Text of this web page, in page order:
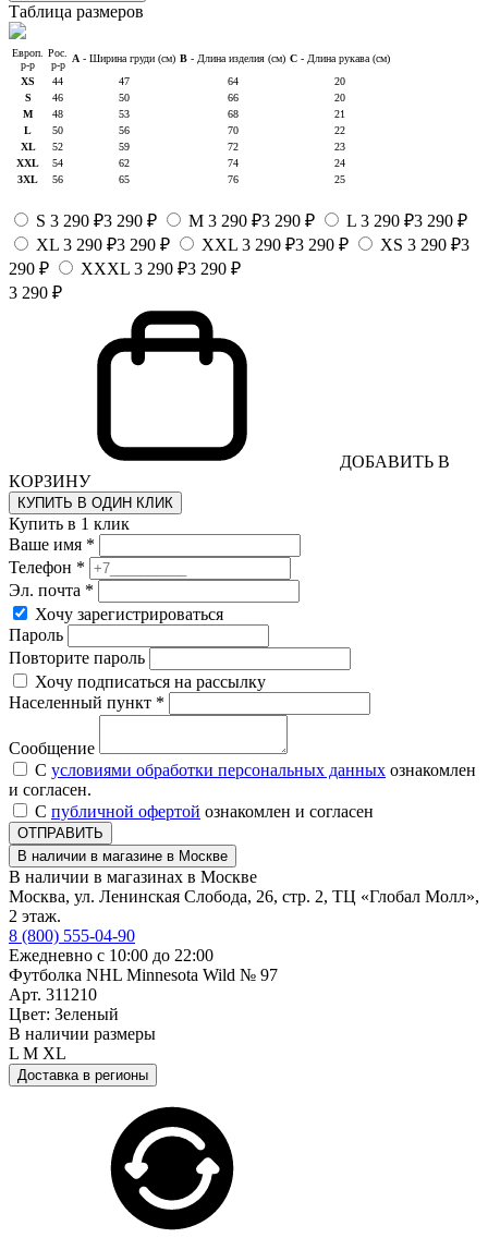
Таблица размеров
Европ.
р-р
Рос.
р-р
A - Ширина груди (см) B - Длина изделия (см) C - Длина рукава (см)
XS
44 47 64
20
S
46 50 66
20
M
48 53 68
21
L
50 56 70
22
XL
52 59 72
23
XXL
54 62 74
24
3XL
56 65 76 25
S 3 290 ₽3 290 ₽ M 3 290 ₽3 290 ₽ L 3 290 ₽3 290 ₽
XL 3 290 ₽3 290 ₽ XXL 3 290 ₽3 290 ₽ XS 3 290 ₽3
290 ₽
XXXL 3 290 ₽3 290 ₽
3 290 ₽
ДОБАВИТЬ В
КОРЗИНУ
КУПИТЬ В ОДИН КЛИК
Купить в 1 клик
Ваше имя *
Телефон *
Эл. почта *
Хочу зарегистрироваться
Пароль
Повторите пароль
Хочу подписаться на рассылку
Населенный пункт *
Сообщение
С условиями обработки персональных данных ознакомлен
и согласен.
С публичной офертой ознакомлен и согласен
ОТПРАВИТЬ
В наличии в магазине в Москве
В наличии в магазинах в Москве
Москва, ул. Ленинская Слобода, 26, стр. 2, ТЦ «Глобал Молл»,
2 этаж.
8 (800) 555-04-90
Ежедневно с 10:00 до 22:00
Футболка NHL Minnesota Wild № 97
Арт. 311210
Цвет: Зеленый
В наличии размеры
L M XL
Доставка в регионы